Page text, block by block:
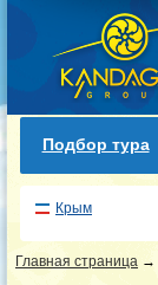
Подбор тура
Крым
Главная страница →